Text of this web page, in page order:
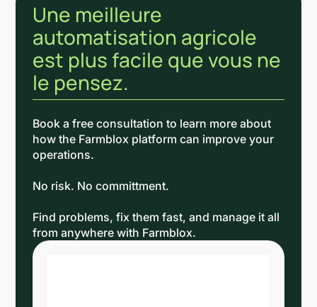
Une meilleure
automatisation agricole
est plus facile que vous ne
le pensez.
Book a free consultation to learn more about
how the Farmblox platform can improve your
operations.
No risk. No committment.
Find problems, fix them fast, and manage it all
from anywhere with Farmblox.